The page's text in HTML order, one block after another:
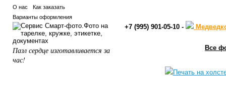
О нас
Как заказать
Варианты оформления
Пазл сердце изготавливается за
час!
+7 (995) 901-05-10 -
Все